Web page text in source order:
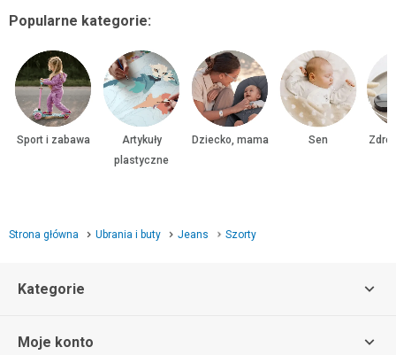
Popularne kategorie:
Sport i zabawa
Artykuły
plastyczne
Dziecko, mama Sen
Strona główna Ubrania i buty Jeans Szorty
Kategorie
Moje konto